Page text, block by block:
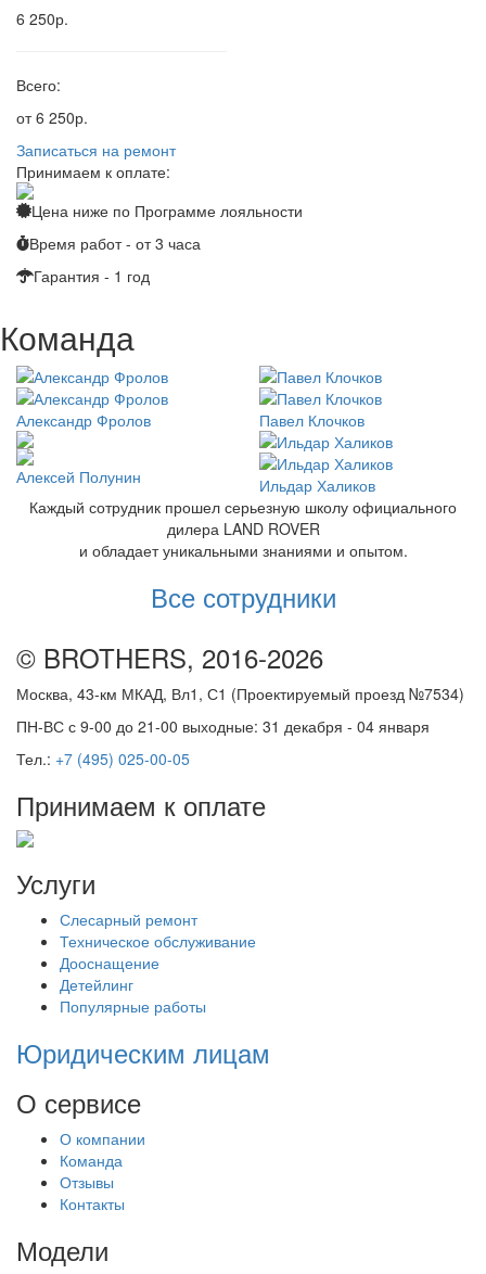
6 250р.
Всего:
от 6 250р.
Записаться на ремонт
Принимаем к оплате:
Цена ниже по Программе лояльности
Время работ - от 3 часа
Гарантия - 1 год
Команда
Александр Фролов Павел Клочков
Алексей Полунин
Ильдар Халиков
Каждый сотрудник прошел серьезную школу официального
дилера LAND ROVER
и обладает уникальными знаниями и опытом.
Все сотрудники
© BROTHERS, 2016-2026
Москва, 43-км МКАД, Вл1, С1 (Проектируемый проезд №7534)
ПН-ВС с 9-00 до 21-00 выходные: 31 декабря - 04 января
Тел.: +7 (495) 025-00-05
Принимаем к оплате
Услуги
Слесарный ремонт
Техническое обслуживание
Дооснащение
Детейлинг
Популярные работы
Юридическим лицам
О сервисе
О компании
Команда
Отзывы
Контакты
Модели